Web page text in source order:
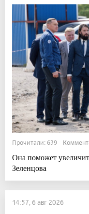
Прочитали: 639
Она поможет
Зеленцова
14:57, 6 авг 2026